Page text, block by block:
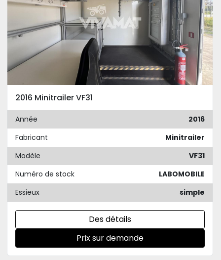
2016 Minitrailer VF31
Année
2016
Fabricant
Minitrailer
Modèle
VF31
Numéro de stock
LABOMOBILE
Essieux
simple
Des détails
Prix sur demande